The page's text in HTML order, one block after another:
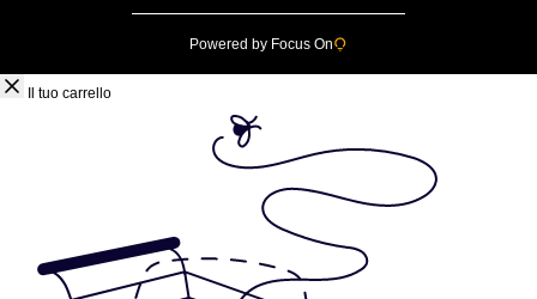
Powered by Focus On
Il tuo carrello